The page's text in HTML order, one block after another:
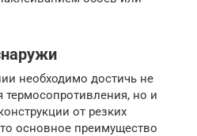
необходимо достичь не
термосопротивления, но и
от резких
основное преимущество